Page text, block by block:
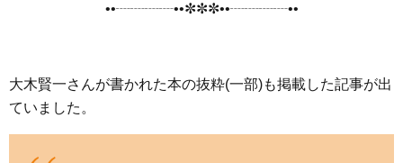
n
r
••┈┈┈┈••✼✼✼••┈┈┈┈••
大木賢一さんが書かれた本の抜粋(一部)も掲載した記事が出
ていました。